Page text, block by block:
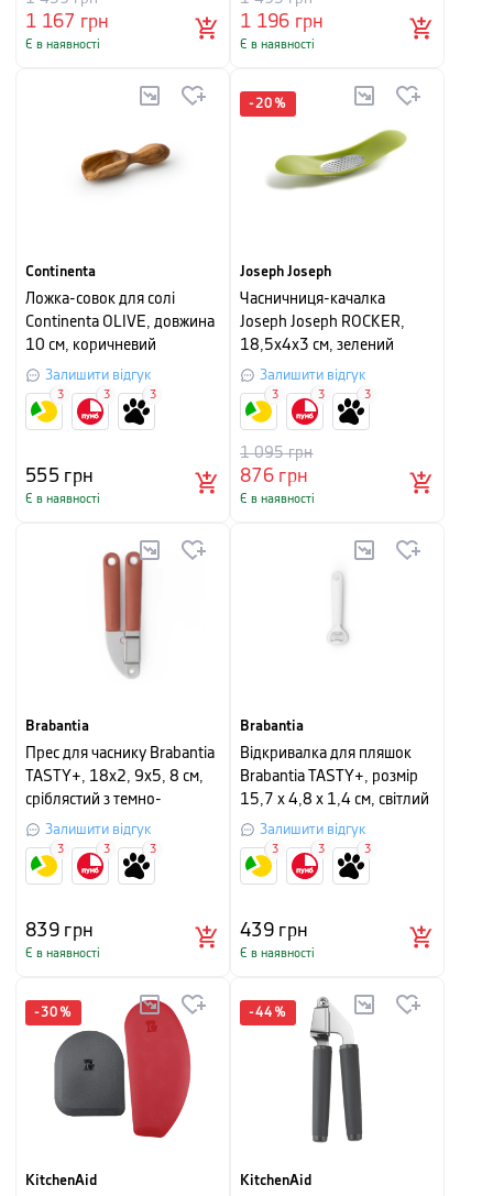
1 167 грн
Є в наявності
1 196 грн
Є в наявності
Continenta
Ложка-совок для солі
Continenta OLIVE, довжина
10 см, коричневий
Залишити відгук
555грн
Є в наявності
3 3 3
-20 %
Joseph Joseph
Часничниця-качалка
Joseph Joseph ROCKER,
18,5x4x3 см, зелений
Залишити відгук
876грн
1 095грн
Є в наявності
3 3 3
Brabantia
Прес для часнику Brabantia
TASTY+, 18х2, 9х5, 8 см,
сріблястий з темно-
помаранчевим
Залишити відгук
839грн
Є в наявності
3 3 3
Brabantia
Відкривалка для пляшок
Brabantia TASTY+, розмір
15,7 x 4,8 x 1,4 см, світлий
сірийЗалишити відгук
439грн
Є в наявності
3 3 3
-30 %
KitchenAid
-44 %
KitchenAid